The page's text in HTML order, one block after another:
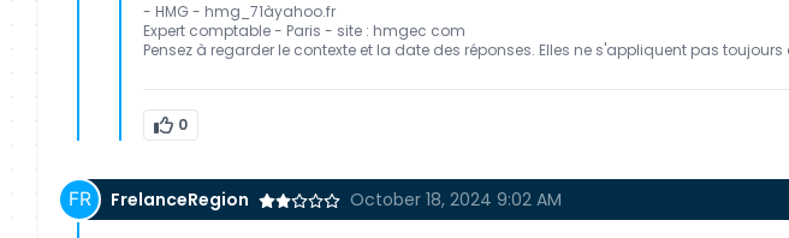
- HMG - hmg_71àyahoo.fr
Expert comptable - Paris - site : hmgec com
Pensez à regarder le contexte et la date des réponses. Elles ne s'appliquent pas
0
FrelanceRegion October 18, 2024 9:02 AM